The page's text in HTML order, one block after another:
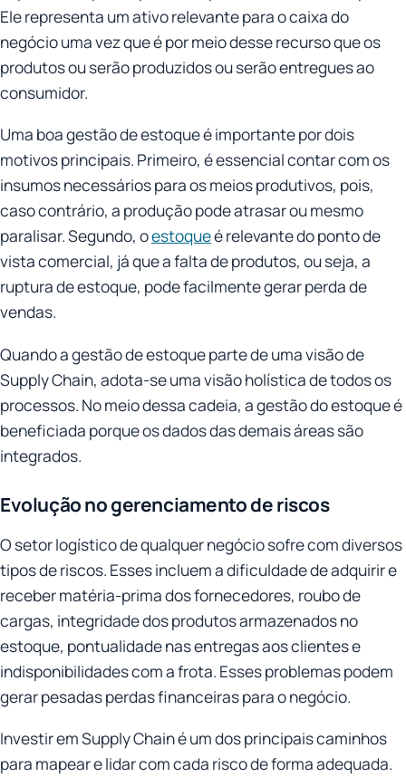
Ele representa um ativo relevante para o caixa do
negócio uma vez que é por meio desse recurso que os
produtos ou serão produzidos ou serão entregues ao
consumidor.
Uma boa gestão de estoque é importante por dois
motivos principais. Primeiro, é essencial contar com os
insumos necessários para os meios produtivos, pois,
caso contrário, a produção pode atrasar ou mesmo
paralisar. Segundo, oestoqueé relevante do ponto de
vista comercial, já que a falta de produtos, ou seja, a
ruptura de estoque, pode facilmente gerar perda de
vendas.
Quando a gestão de estoque parte de uma visão de
Supply Chain, adota-se uma visão holística de todos os
processos. No meio dessa cadeia, a gestão do estoque é
beneficiada porque os dados das demais áreas são
integrados.
Evolução no gerenciamento de riscos
O setor logístico de qualquer negócio sofre com diversos
tipos de riscos. Esses incluem a dificuldade de adquirir e
receber matéria-prima dos fornecedores, roubo de
cargas, integridade dos produtos armazenados no
estoque, pontualidade nas entregas aos clientes e
indisponibilidades com a frota. Esses problemas podem
gerar pesadas perdas financeiras para o negócio.
Investir em Supply Chain é um dos principais caminhos
para mapear e lidar com cada risco de forma adequada.